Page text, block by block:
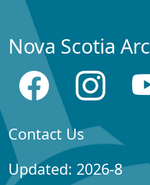
Nova Scotia
Contact Us
Updated: 2026-8